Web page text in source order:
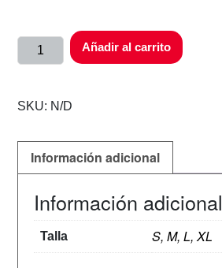
Añadir al carrito
SKU: N/D
Información adicional
Información adicional
Talla S, M, L, XL